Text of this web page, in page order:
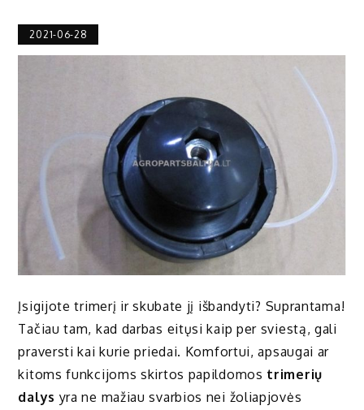
2021-06-28
Įsigijote trimerį ir skubate jį išbandyti? Suprantama!
Tačiau tam, kad darbas eitųsi kaip per sviestą, gali
praversti kai kurie priedai. Komfortui, apsaugai ar
kitoms funkcijoms skirtos papildomos trimerių
dalys yra ne mažiau svarbios nei žoliapjovės